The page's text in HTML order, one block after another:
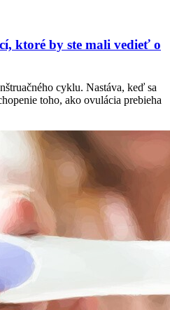
ktoré by ste mali vedieť o
cyklu. Nastáva, keď sa
toho, ako ovulácia prebieha